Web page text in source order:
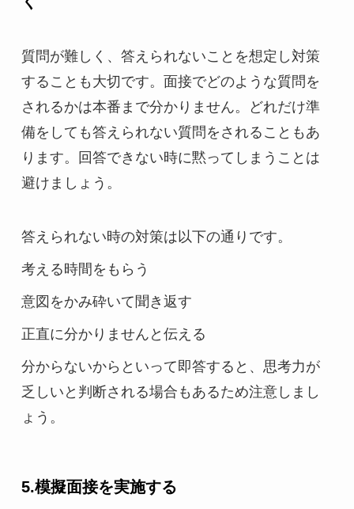
質問が難しく、答えられないことを想定し対策
することも大切です。面接でどのような質問を
されるかは本番まで分かりません。どれだけ準
備をしても答えられない質問をされることもあ
ります。回答できない時に黙ってしまうことは
避けましょう。
答えられない時の対策は以下の通りです。
考える時間をもらう
意図をかみ砕いて聞き返す
正直に分かりませんと伝える
分からないからといって即答すると、思考力が
乏しいと判断される場合もあるため注意しまし
ょう。
5.模擬面接を実施する